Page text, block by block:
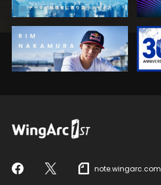
FacebookX note.wingarc.com